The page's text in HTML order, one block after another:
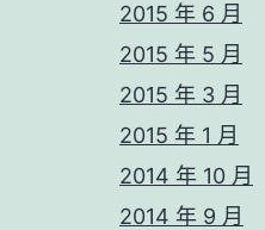
2015 年 6 月
2015 年 5 月
2015 年 3 月
2015 年 1 月
2014 年 10 月
2014 年 9 月